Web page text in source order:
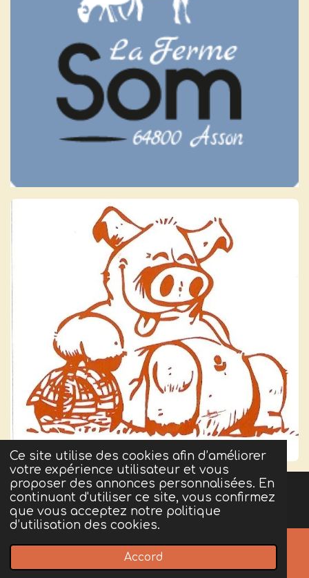
Ce site utilise des cookies afin d’améliorer
votre expérience utilisateur et vous
proposer des annonces personnalisées. En
continuant d'utiliser ce site, vous confirmez
que vous acceptez notre politique
d’utilisation des cookies.
Accord
Partager Partager Partager Partager
100% MAISON - 100% LOCAL
Téléphone